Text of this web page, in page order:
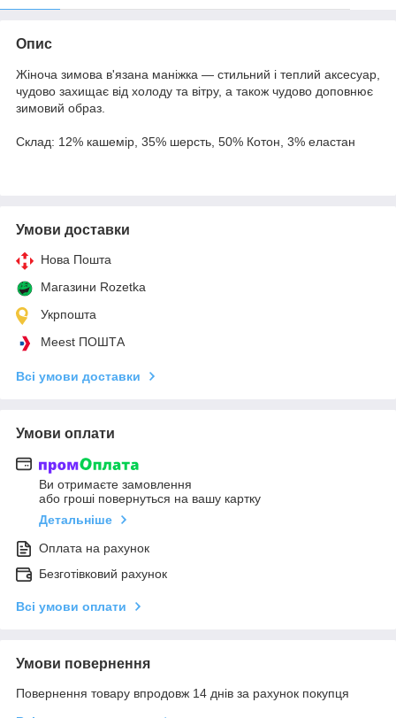
Опис
Жіноча зимова в'язана маніжка — стильний і теплий аксесуар,
чудово захищає від холоду та вітру, а також чудово доповнює
зимовий образ.
Склад: 12% кашемір, 35% шерсть, 50% Котон, 3% еластан
Умови доставки
Нова Пошта
Магазини Rozetka
Укрпошта
Meest ПОШТА
Всі умови доставки
Умови оплати
Ви отримаєте замовлення
або гроші повернуться на вашу картку
Детальніше
Оплата на рахунок
Безготівковий рахунок
Всі умови оплати
Умови повернення
Повернення товару впродовж 14 днів за рахунок покупця